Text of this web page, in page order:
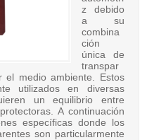
z debido
a su
combina
ción
única de
transpar
el medio ambiente. Estos
utilizados en diversas
un equilibrio entre
A continuación
específicas donde los
son particularmente